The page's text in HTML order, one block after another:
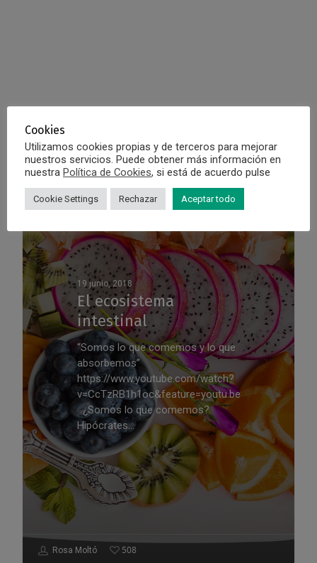
Consejos
Para
Vivir
19 junio, 2018
El ecosistema
intestinal
“Somos lo que comemos y lo que
absorbemos”
https://www.youtube.com/watch?
v=CcTzRB1h1oc&feature=youtu.be
¿Somos lo que comemos?
Hipócrates…
Rosa Moltó 508
Cookies
Utilizamos cookies propias y de terceros para mejorar
nuestros servicios. Puede obtener más información en
nuestra Política de Cookies, si está de acuerdo pulse
Cookie Settings Rechazar Aceptar todo